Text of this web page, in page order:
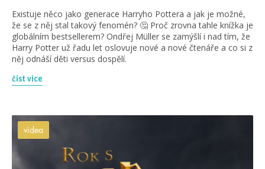
Existuje něco jako generace Harryho Pottera a jak je možné,
že se z něj stal takový fenomén? 🤔 Proč zrovna tahle knížka je
globálním bestsellerem? Ondřej Müller se zamýšlí i nad tím, že
Harry Potter už řadu let oslovuje nové a nové čtenáře a co si z
něj odnáší děti versus dospělí.
číst více
videa